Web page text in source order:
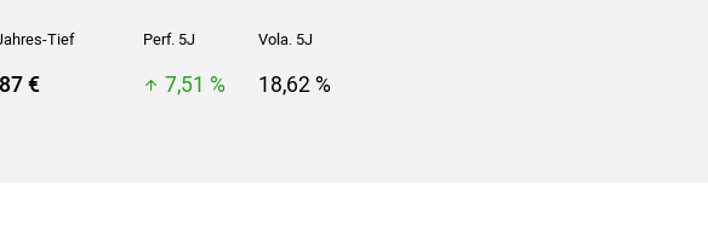
Tief Perf. 5J Vola. 5J
€ 7,51 % 18,62 %